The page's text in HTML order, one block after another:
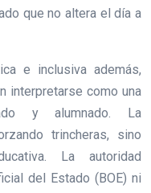
que no altera el día a
e inclusiva además,
interpretarse como una
y alumnado. La
trincheras, sino
La autoridad
del Estado (BOE) ni